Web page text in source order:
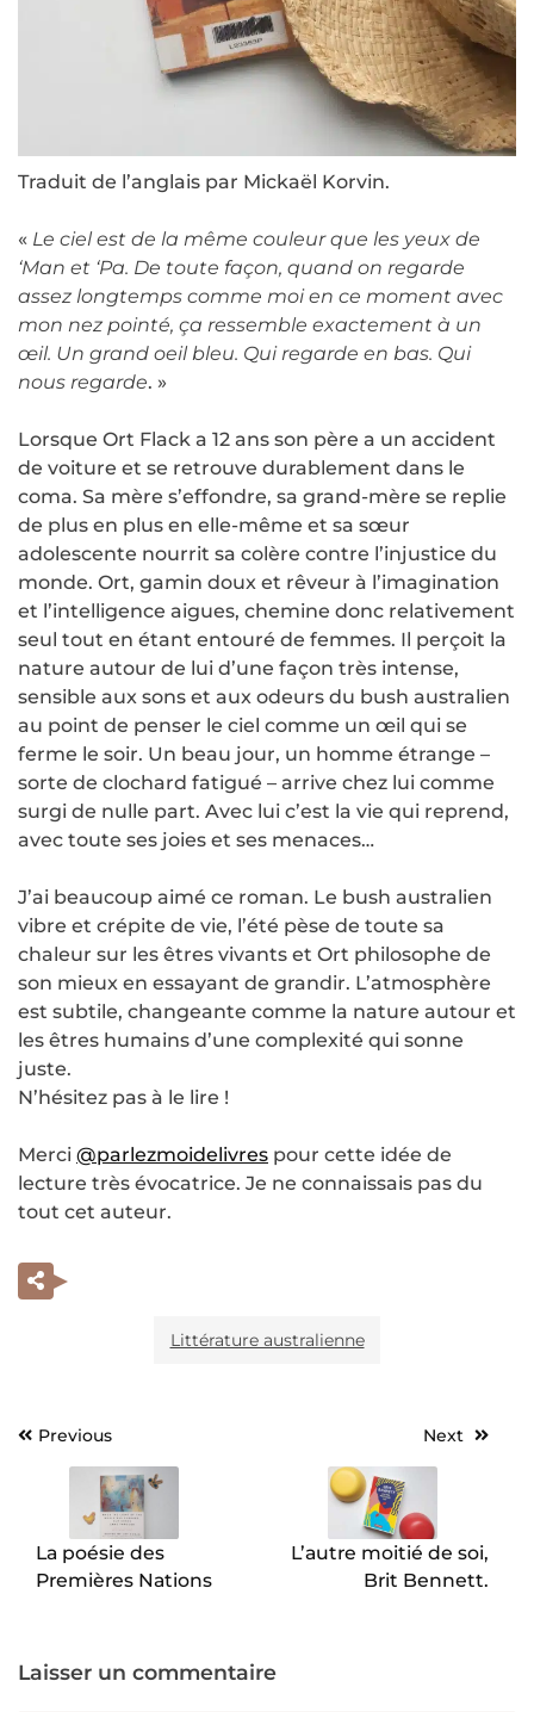
Traduit de l’anglais par Mickaël Korvin.
« Le ciel est de la même couleur que les yeux de
‘Man et ‘Pa. De toute façon, quand on regarde
assez longtemps comme moi en ce moment avec
mon nez pointé, ça ressemble exactement à un
œil. Un grand oeil bleu. Qui regarde en bas. Qui
nous regarde. »
Lorsque Ort Flack a 12 ans son père a un accident
de voiture et se retrouve durablement dans le
coma. Sa mère s’effondre, sa grand-mère se replie
de plus en plus en elle-même et sa sœur
adolescente nourrit sa colère contre l’injustice du
monde. Ort, gamin doux et rêveur à l’imagination
et l’intelligence aigues, chemine donc relativement
seul tout en étant entouré de femmes. Il perçoit la
nature autour de lui d’une façon très intense,
sensible aux sons et aux odeurs du bush australien
au point de penser le ciel comme un œil qui se
ferme le soir. Un beau jour, un homme étrange –
sorte de clochard fatigué – arrive chez lui comme
surgi de nulle part. Avec lui c’est la vie qui reprend,
avec toute ses joies et ses menaces…
J’ai beaucoup aimé ce roman. Le bush australien
vibre et crépite de vie, l’été pèse de toute sa
chaleur sur les êtres vivants et Ort philosophe de
son mieux en essayant de grandir. L’atmosphère
est subtile, changeante comme la nature autour et
les êtres humains d’une complexité qui sonne
juste.
N’hésitez pas à le lire !
Merci @parlezmoidelivres pour cette idée de
lecture très évocatrice. Je ne connaissais pas du
tout cet auteur.
Littérature australienne
Navigation
l’article
Previous
La poésie des
Premières Nations
Next
L’autre moitié de soi,
Brit Bennett.
Laisser un commentaire